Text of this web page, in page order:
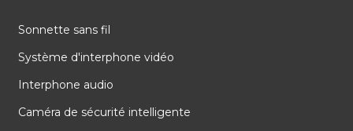
Sonnette sans fil
Système d'interphone vidéo
Interphone audio
Caméra de sécurité intelligente